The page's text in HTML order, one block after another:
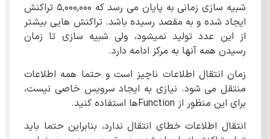
شبیه سازی زمانی به پایان می رسد که 5,000,000 تراکنش
ایجاد شده و به مقصد رسیده باشد. تراکنش هایی بیشتر
از این عدد تولید نمیشود، ولی شبیه سازی تا زمان
رسیدن همه آنها به مرکز ادامه دارد.
زمان انتقال اطلاعات ناچیز است و حتما همه اطلاعات
منتقل می شود. نیازی به ایجاد سرویس خاصی نیست،
برای این منظور از Functionها استفاده کنید.
انتقال اطلاعات خطای انتقال ندارد، بنابراین حتما باید